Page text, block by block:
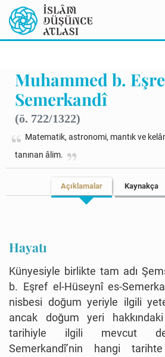
Muhammed b.
Semerkandî
(ö. 722/1322)
Matematik, astronomi, mantık ve
tanınan âlim.
Açıklamalar Kaynakça
Hayatı
Künyesiyle birlikte tam adı
b. Eşref el-Hüseynî es-
nisbesi doğum yeriyle ilgili
ancak doğum yeri
tarihiyle ilgili mevcut
Semerkandî’nin hangi